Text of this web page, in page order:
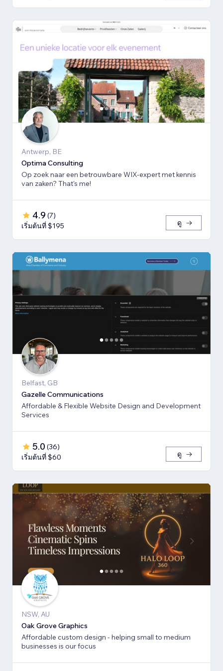
Antwerp, BE
Optima Consulting
Op zoek naar een betrouwbare WIX-expert met kennis
van zaken? That's me!
4.9 (7)
เริ่มต้นที่ $195
ดู
Belfast, GB
Gazelle Communications
Affordable & Flexible Website Design and Development
Services
5.0 (36)
เริ่มต้นที่ $60
ดู
NSW, AU
Oak Grove Graphics
Affordable custom design - helping small to medium
businesses is our focus